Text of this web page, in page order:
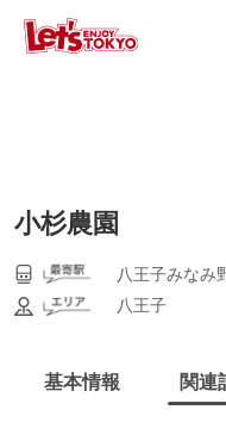
小杉農園
八王子みなみ
八王子
基本情報 関連